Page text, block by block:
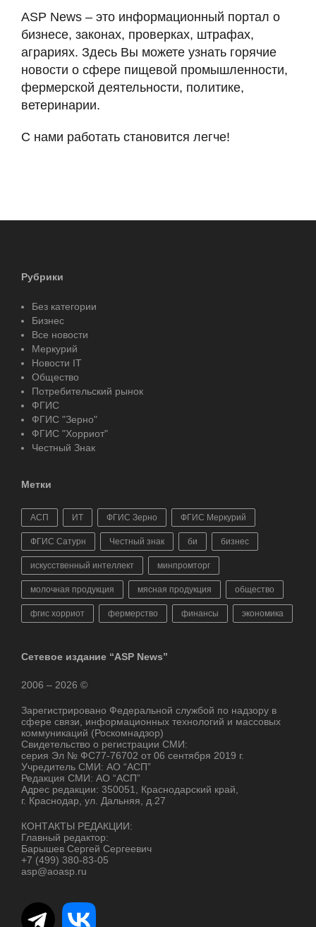
ASP News – это информационный портал о
бизнесе, законах, проверках, штрафах,
аграриях. Здесь Вы можете узнать горячие
новости о сфере пищевой промышленности,
фермерской деятельности, политике,
ветеринарии.
С нами работать становится легче!
Рубрики
Без категории
Бизнес
Все новости
Меркурий
Новости IT
Общество
Потребительский рынок
ФГИС
ФГИС "Зерно"
ФГИС "Хорриот"
Честный Знак
Метки
АСП ИТ ФГИС Зерно ФГИС Меркурий
ФГИС Сатурн Честный знак би бизнес
искусственный интеллект минпромторг
молочная продукция мясная продукция общество
фгис хорриот фермерство финансы экономика
Сетевое издание “ASP News”
2006 – 2026 ©
Зарегистрировано Федеральной службой по надзору в
сфере связи, информационных технологий и массовых
коммуникаций (Роскомнадзор)
Свидетельство о регистрации СМИ:
серия Эл № ФС77-76702 от 06 сентября 2019 г.
Учредитель СМИ: АО “АСП”
Редакция СМИ: АО “АСП”
Адрес редакции: 350051, Краснодарский край,
г. Краснодар, ул. Дальняя, д.27
КОНТАКТЫ РЕДАКЦИИ:
Главный редактор:
Барышев Сергей Сергеевич
+7 (499) 380-83-05
asp@aoasp.ru